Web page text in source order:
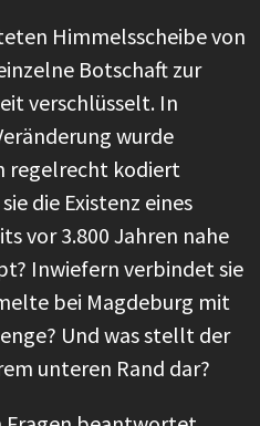
Himmelsscheibe von
Botschaft zur
verschlüsselt. In
wurde
regelrecht kodiert
die Existenz eines
vor 3.800 Jahren nahe
Inwiefern verbindet sie
bei Magdeburg mit
Und was stellt der
unteren Rand dar?